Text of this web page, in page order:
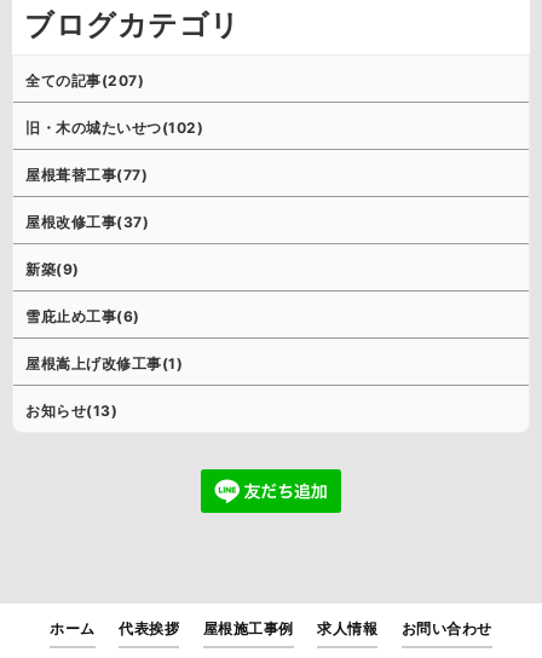
ブログカテゴリ
全ての記事(207)
旧・木の城たいせつ(102)
屋根葺替工事(77)
屋根改修工事(37)
新築(9)
雪庇止め工事(6)
屋根嵩上げ改修工事(1)
お知らせ(13)
ホーム 代表挨拶 屋根施工事例 求人情報 お問い合わせ